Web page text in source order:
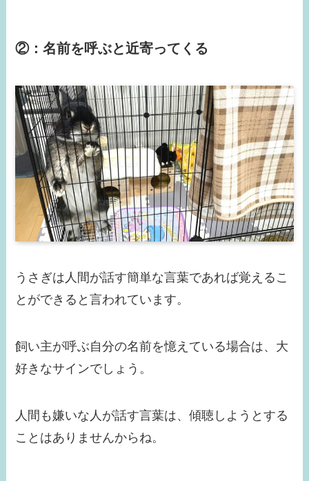
②：名前を呼ぶと近寄ってくる
うさぎは人間が話す簡単な言葉であれば覚えるこ
とができると言われています。
飼い主が呼ぶ自分の名前を憶えている場合は、大
好きなサインでしょう。
人間も嫌いな人が話す言葉は、傾聴しようとする
ことはありませんからね。